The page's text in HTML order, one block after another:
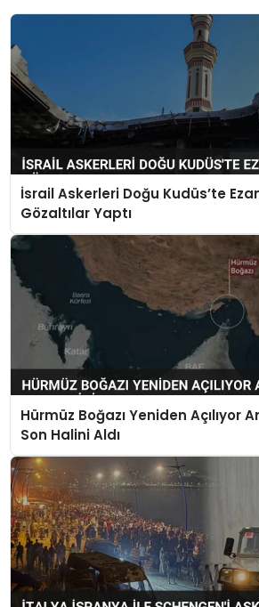
İsrail Askerleri Doğu Kudüs’te
Gözaltılar Yaptı
Hürmüz Boğazı Yeniden Açılıyor
Son Halini Aldı